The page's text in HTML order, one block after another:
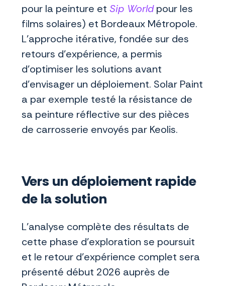
pour la peinture et Sip Worldpour les
films solaires) et Bordeaux Métropole.
L’approche itérative, fondée sur des
retours d'expérience, a permis
d'optimiser les solutions avant
d’envisager un déploiement. Solar Paint
a par exemple testé la résistance de
sa peinture réflective sur des pièces
de carrosserie envoyés par Keolis.
Vers un déploiement rapide
de la solution
L'analyse complète des résultats de
cette phase d’exploration se poursuit
et le retour d'expérience complet sera
présenté début 2026 auprès de